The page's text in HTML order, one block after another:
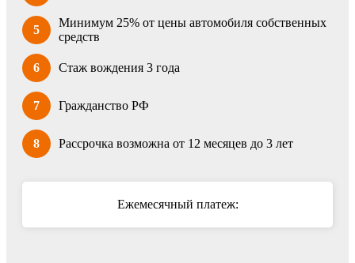
5
Минимум 25% от цены автомобиля собственных
средств
6 Стаж вождения 3 года
7 Гражданство РФ
8 Рассрочка возможна от 12 месяцев до 3 лет
Ежемесячный платеж: